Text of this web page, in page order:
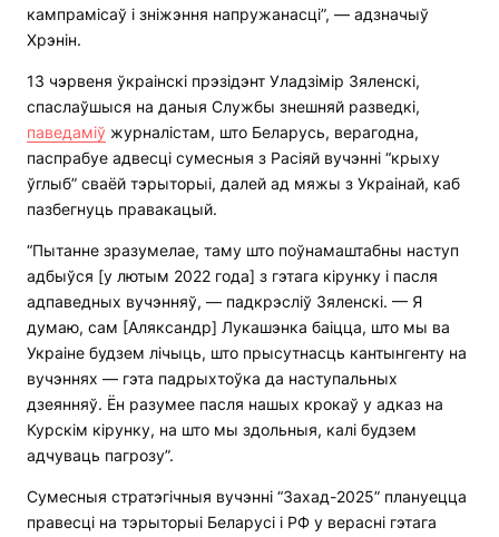
кампрамісаў і зніжэння напружанасці”, — адзначыў
Хрэнін.
13 чэрвеня ўкраінскі прэзідэнт Уладзімір Зяленскі,
спаслаўшыся на даныя Службы знешняй разведкі,
паведаміў журналістам, што Беларусь, верагодна,
паспрабуе адвесці сумесныя з Расіяй вучэнні “крыху
ўглыб” сваёй тэрыторыі, далей ад мяжы з Украінай, каб
пазбегнуць правакацый.
“Пытанне зразумелае, таму што поўнамаштабны наступ
адбыўся [у лютым 2022 года] з гэтага кірунку і пасля
адпаведных вучэнняў, — падкрэсліў Зяленскі. — Я
думаю, сам [Аляксандр] Лукашэнка баіцца, што мы ва
Украіне будзем лічыць, што прысутнасць кантынгенту на
вучэннях — гэта падрыхтоўка да наступальных
дзеянняў. Ён разумее пасля нашых крокаў у адказ на
Курскім кірунку, на што мы здольныя, калі будзем
адчуваць пагрозу”.
Сумесныя стратэгічныя вучэнні “Захад-2025” плануецца
правесці на тэрыторыі Беларусі і РФ у верасні гэтага